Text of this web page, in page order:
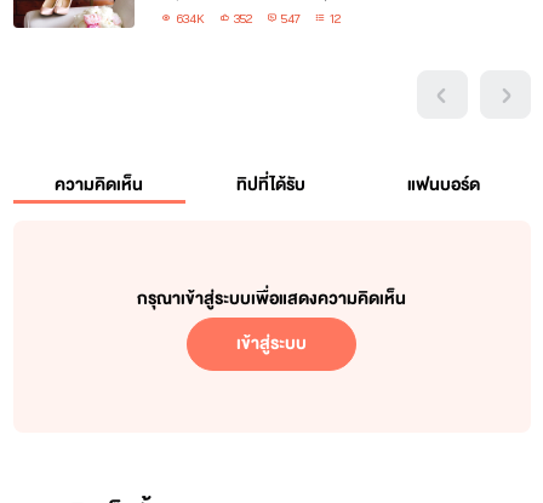
เป็นอย่างไร... หากไฟแค้นที่เขาปลุกเร้าให้โหมกระพือ มันลุก
634K 352 547 12
ความคิดเห็น ทิปที่ได้รับ แฟนบอร์ด
กรุณาเข้าสู่ระบบเพื่อแสดงความคิดเห็น
เข้าสู่ระบบ